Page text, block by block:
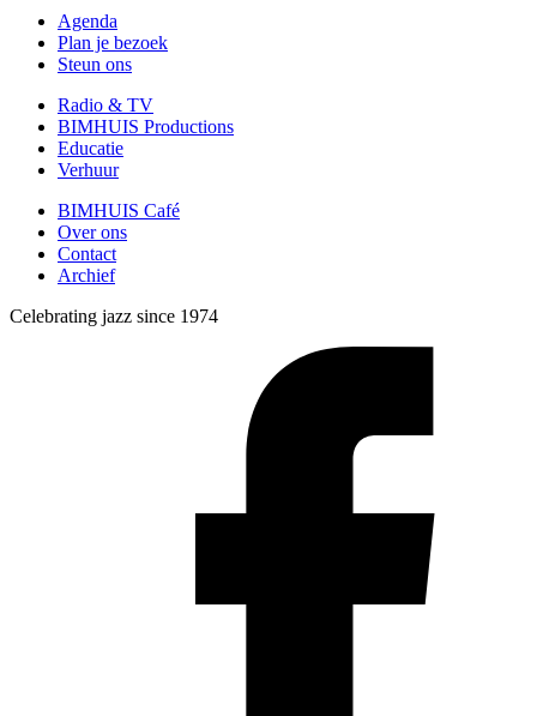
Agenda
Plan je bezoek
Steun ons
Radio & TV
BIMHUIS Productions
Educatie
Verhuur
BIMHUIS Café
Over ons
Contact
Archief
Celebrating jazz since 1974